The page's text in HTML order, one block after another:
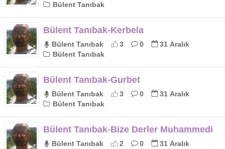
Bülent Tanıbak
Bülent Tanıbak-Kerbela
Bülent Tanıbak 3 0
31 Aralık
Bülent Tanıbak
Bülent Tanıbak-Gurbet
Bülent Tanıbak 3 0
31 Aralık
Bülent Tanıbak
Bülent Tanıbak-Bize Derler Muhammedi
Bülent Tanıbak 2 0
31 Aralık